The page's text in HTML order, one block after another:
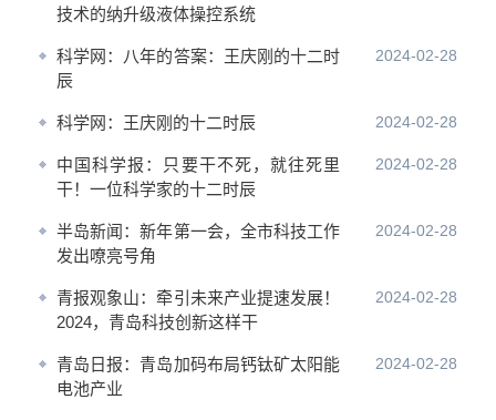
技术的纳升级液体操控系统
科学网：八年的答案：王庆刚的十二时
辰
2024-02-28
科学网：王庆刚的十二时辰 2024-02-28
中国科学报：只要干不死，就往死里
干！一位科学家的十二时辰
2024-02-28
半岛新闻：新年第一会，全市科技工作
发出嘹亮号角
2024-02-28
青报观象山：牵引未来产业提速发展！
2024，青岛科技创新这样干
2024-02-28
青岛日报：青岛加码布局钙钛矿太阳能
电池产业
2024-02-28